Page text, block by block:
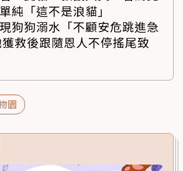
純「這不是浪貓」
狗狗溺水「不顧安危跳進急
救後跟隨恩人不停搖尾致
園